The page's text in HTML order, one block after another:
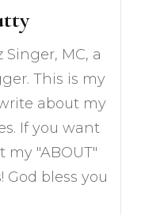
Singer, MC, a
This is my
write about my
If you want
"ABOUT"
God bless you